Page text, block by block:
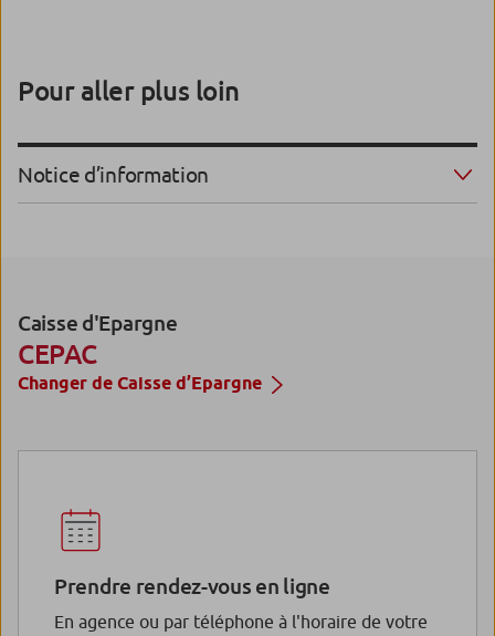
Pour aller plus loin
Notice d’information
Caisse d'Epargne
CEPAC
Changer de Caisse d’Epargne
Prendre rendez-vous en ligne
En agence ou par téléphone à l'horaire de votre